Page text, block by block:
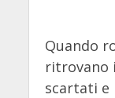
Quando
ritrovano
scartati e